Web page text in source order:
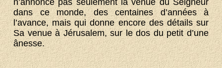
n’annonce pas seulement la venue du Seigneur
dans ce monde, des centaines d’années à
l’avance, mais qui donne encore des détails sur
Sa venue à Jérusalem, sur le dos du petit d’une
ânesse.